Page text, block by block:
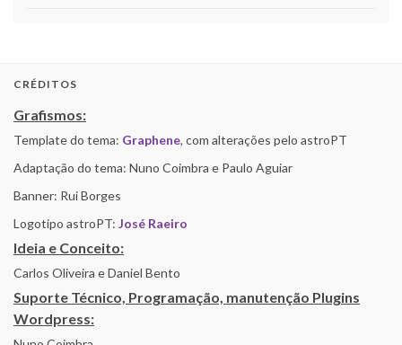
CRÉDITOS
Grafismos:
Template do tema: Graphene, com alterações pelo astroPT
Adaptação do tema: Nuno Coimbra e Paulo Aguiar
Banner: Rui Borges
Logotipo astroPT: José Raeiro
Ideia e Conceito:
Carlos Oliveira e Daniel Bento
Suporte Técnico, Programação, manutenção Plugins
Wordpress: